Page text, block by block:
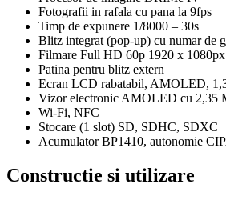
Fotografii in rafala cu pana la 9fps
Timp de expunere 1/8000 – 30s
Blitz integrat (pop-up) cu numar de
Filmare Full HD 60p 1920 x 1080px
Patina pentru blitz extern
Ecran LCD rabatabil, AMOLED,
Vizor electronic AMOLED cu 2,35
Wi-Fi, NFC
Stocare (1 slot) SD, SDHC, SDXC
Acumulator BP1410, autonomie
Constructie si utilizare